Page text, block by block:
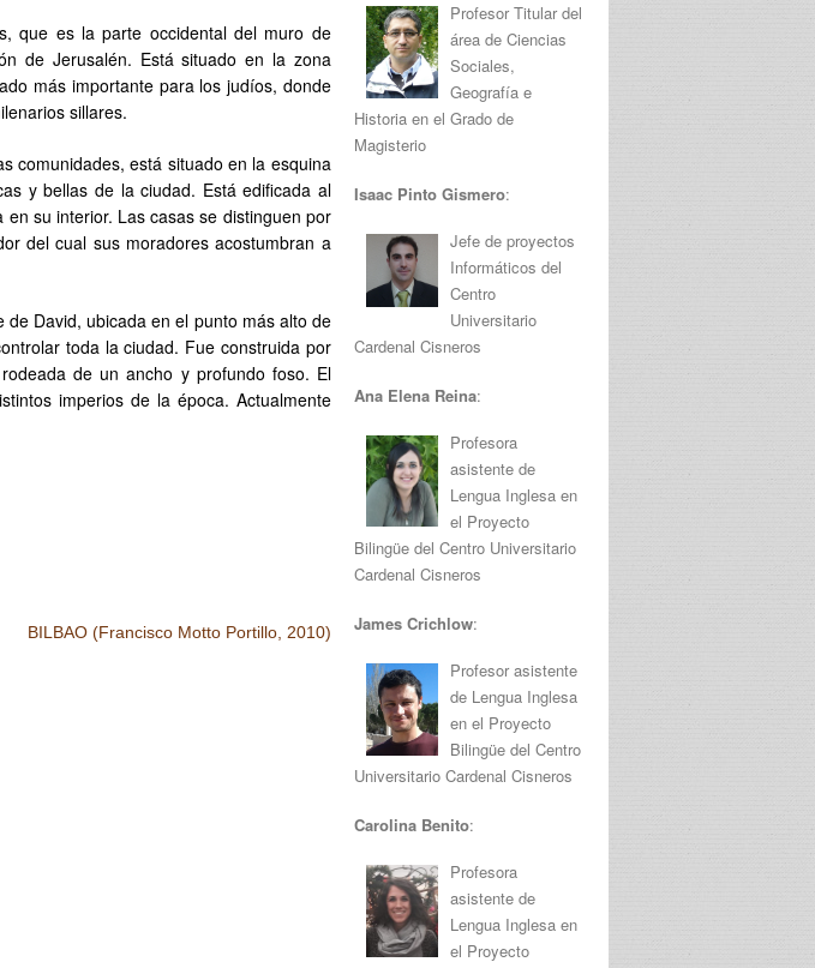
que es la parte occidental del muro de
de Jerusalén. Está situado en la zona
más importante para los judíos, donde
sillares.
comunidades, está situado en la esquina
y bellas de la ciudad. Está edificada al
su interior. Las casas se distinguen por
del cual sus moradores acostumbran a
David, ubicada en el punto más alto de
toda la ciudad. Fue construida por
de un ancho y profundo foso. El
imperios de la época. Actualmente
BILBAO (Francisco Motto Portillo, 2010)
Profesor Titular del
área de Ciencias
Sociales,
Geografía e
Historia en el Grado de
Magisterio
Isaac Pinto Gismero:
Jefe de proyectos
Informáticos del
Centro
Universitario
Cardenal Cisneros
Ana Elena Reina:
Profesora
asistente de
Lengua Inglesa en
el Proyecto
Bilingüe del Centro Universitario
Cardenal Cisneros
James Crichlow:
Profesor asistente
de Lengua Inglesa
en el Proyecto
Bilingüe del Centro
Universitario Cardenal Cisneros
Carolina Benito:
Profesora
asistente de
Lengua Inglesa en
el Proyecto